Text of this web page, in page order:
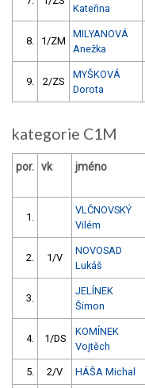
Kateřina
8. 1/ZM
MILYANOVÁ
Anežka
9. 2/ZS
MYŠKOVÁ
Dorota
kategorie C1M
por. vk jméno
1.
VLČNOVSKÝ
Vilém
2. 1/V
NOVOSAD
Lukáš
3.
JELÍNEK
Šimon
4. 1/DS
KOMÍNEK
Vojtěch
5. 2/V HÁŠA Michal